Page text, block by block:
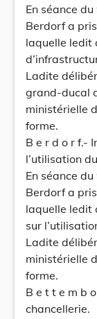
En séance
Berdorf a
laquelle ledit
Ladite
grand-ducal
ministérielle
forme.
B e r d o r f.-
l’utilisation
En séance
Berdorf a
laquelle ledit
sur
Ladite
ministérielle
forme.
B e t t e m b
chancellerie.